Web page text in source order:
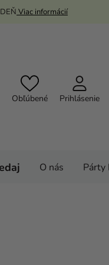
Viac informácií
Obľúbené Prihlásenie
O nás Párty